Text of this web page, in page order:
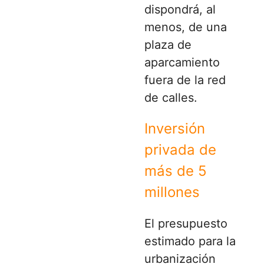
dispondrá, al
menos, de una
plaza de
aparcamiento
fuera de la red
de calles.
Inversión
privada de
más de 5
millones
El presupuesto
estimado para la
urbanización